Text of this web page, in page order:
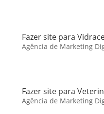
Fazer site para
Agência de Marketing
Fazer site para
Agência de Marketing